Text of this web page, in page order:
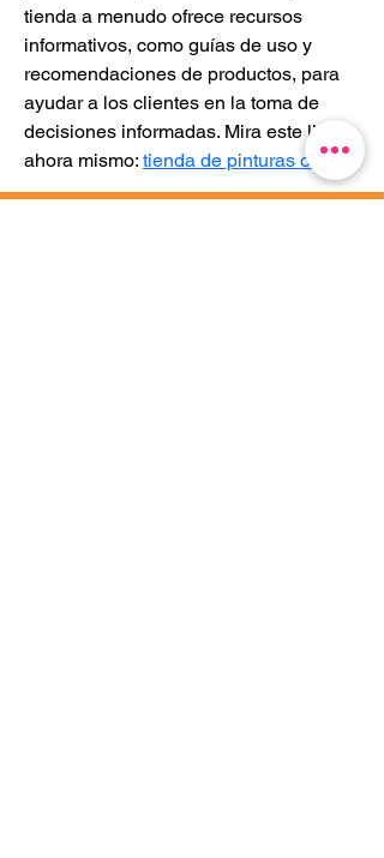
tienda a menudo ofrece recursos
informativos, como guías de uso y
recomendaciones de productos, para
ayudar a los clientes en la toma de
decisiones informadas. Mira este link
ahora mismo: tienda de pinturas online